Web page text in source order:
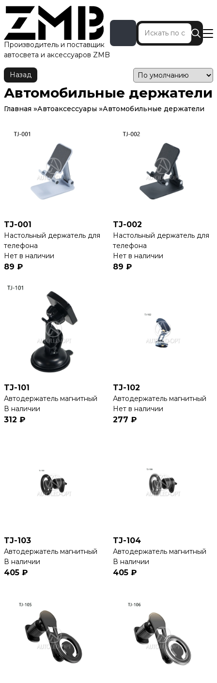
Производитель и поставщик
автосвета и аксессуаров ZMB
Назад
Автомобильные держатели
Главная Автоаксессуары Автомобильные держатели
TJ-001
Настольный держатель для
телефона
Нет в наличии
89 ₽
TJ-002
Настольный держатель для
телефона
Нет в наличии
89 ₽
TJ-101
Автодержатель магнитный
В наличии
312 ₽
TJ-102
Автодержатель магнитный
Нет в наличии
277 ₽
TJ-103
Автодержатель магнитный
В наличии
405 ₽
TJ-104
Автодержатель магнитный
В наличии
405 ₽